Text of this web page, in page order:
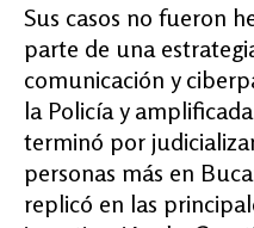
Sus casos no fueron
parte de una
comunicación y
la Policía y
terminó por
personas más en
replicó en las